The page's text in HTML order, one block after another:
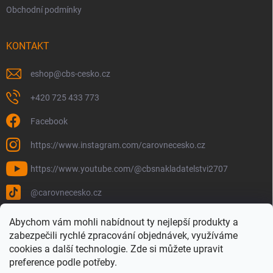
Abychom vám mohli nabídnout ty nejlepší produkty a
zabezpečili rychlé zpracování objednávek, využíváme
cookies a další technologie. Zde si můžete upravit
preference podle potřeby.
Obchodní podmínky
KONTAKT
eshop@cbs-cesko.cz
+420 725 433 773
Facebook
https://www.instagram.com/carovnecesko.cz
https://www.youtube.com/@cbsnakladatelstvi2707
@carovnecesko.cz